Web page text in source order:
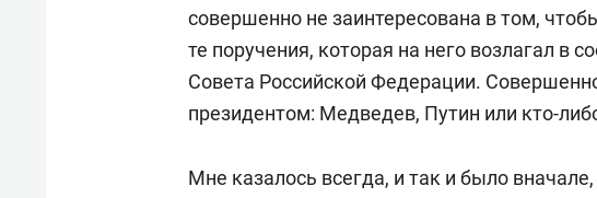
совершенно не заинтересована в том,
те поручения, которая на него возлагал в
Совета Российской Федерации.
президентом: Медведев, Путин или кто-
Мне казалось всегда, и так и было